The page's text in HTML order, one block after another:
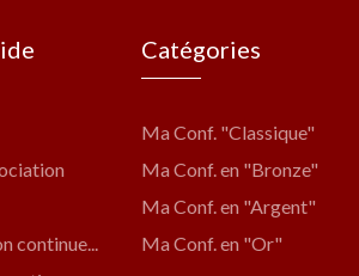
continue...
Catégories
Ma Conf. "Classique"
Ma Conf. en "Bronze"
Ma Conf. en "Argent"
Ma Conf. en "Or"